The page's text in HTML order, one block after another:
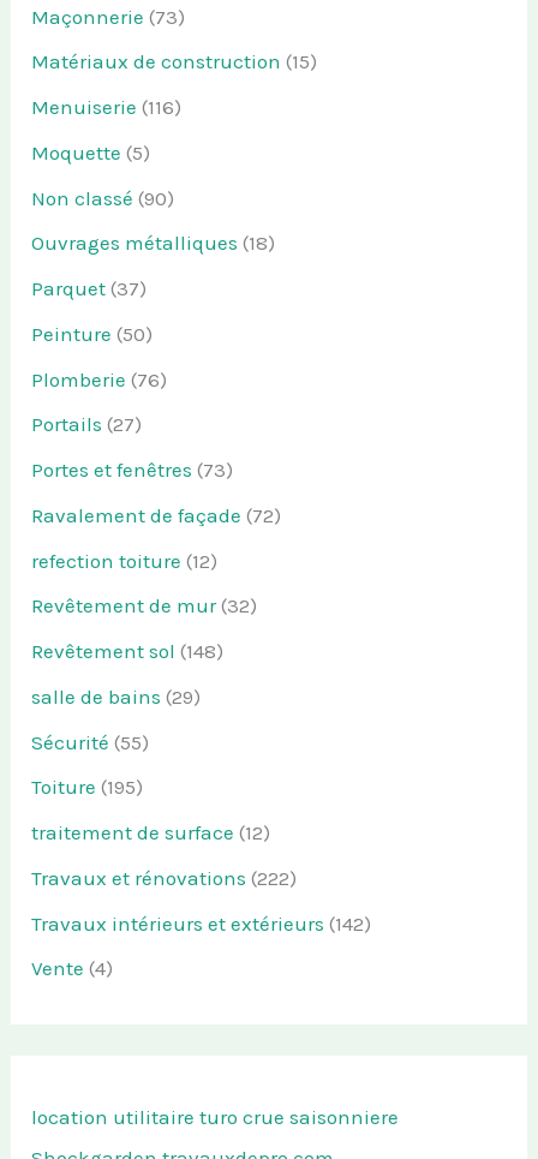
Maçonnerie (73)
Matériaux de construction (15)
Menuiserie (116)
Moquette (5)
Non classé (90)
Ouvrages métalliques (18)
Parquet (37)
Peinture (50)
Plomberie (76)
Portails (27)
Portes et fenêtres (73)
Ravalement de façade (72)
refection toiture (12)
Revêtement de mur(32)
Revêtement sol (148)
salle de bains (29)
Sécurité (55)
Toiture (195)
traitement de surface (12)
Travaux et rénovations (222)
Travaux intérieurs et extérieurs (142)
Vente (4)
location utilitaire turo crue saisonniere